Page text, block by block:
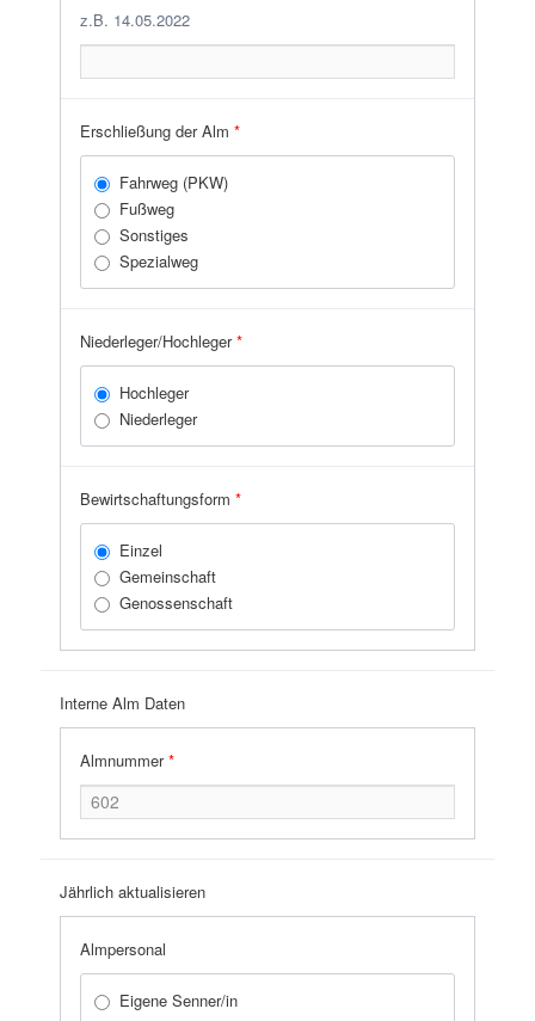
z.B. 14.05.2022
Erschließung der Alm*
Fahrweg (PKW)
Fußweg
Sonstiges
Spezialweg
Niederleger/Hochleger*
Hochleger
Niederleger
Bewirtschaftungsform*
Einzel
Gemeinschaft
Genossenschaft
Interne Alm Daten
Almnummer*
Jährlich aktualisieren
Almpersonal
Eigene Senner/in